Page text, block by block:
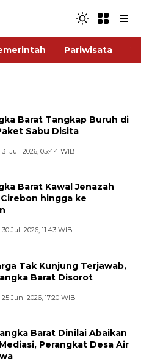
Pariwisata
Barat Tangkap Buruh di
Sabu Disita
Juli 2026, 05:44 WIB
Barat Kawal Jenazah
hingga ke
Juli 2026, 11:43 WIB
Tak Kunjung Terjawab,
Barat Disorot
Juni 2026, 17:20 WIB
Barat Dinilai Abaikan
Perangkat Desa Air